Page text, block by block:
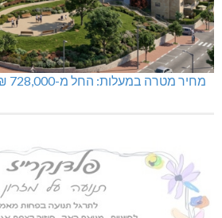
מחיר מטרה במעלות: החל מ-728,000 ₪